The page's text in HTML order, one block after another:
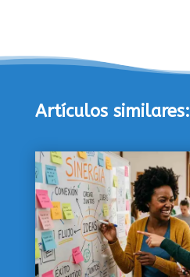
Artículos similares: